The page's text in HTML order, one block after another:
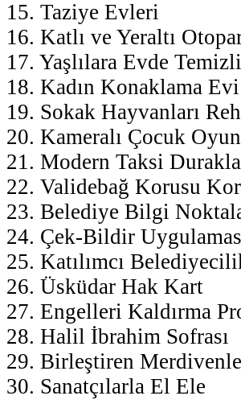
15. Taziye Evleri
16. Katlı ve Yeraltı
17. Yaşlılara Evde
18. Kadın Konaklama Evi
19. Sokak Hayvanları
20. Kameralı Çocuk
21. Modern Taksi
22. Validebağ Korusu
23. Belediye Bilgi
24. Çek-Bildir
25. Katılımcı
26. Üsküdar Hak Kart
27. Engelleri Kaldırma
28. Halil İbrahim Sofrası
29. Birleştiren
30. Sanatçılarla El Ele